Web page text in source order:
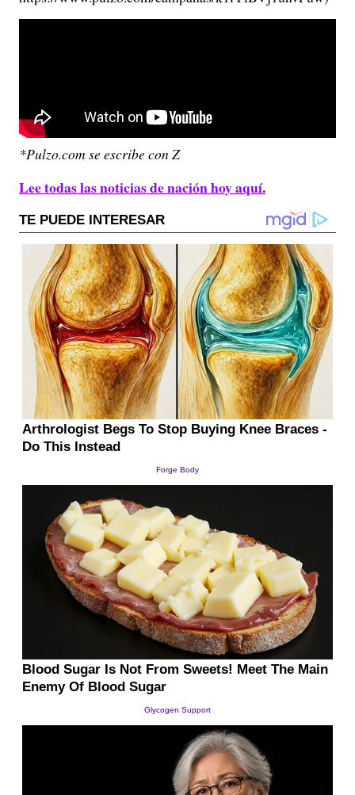
*Pulzo.com se escribe con Z
Lee todas las noticias de nación hoy aquí.